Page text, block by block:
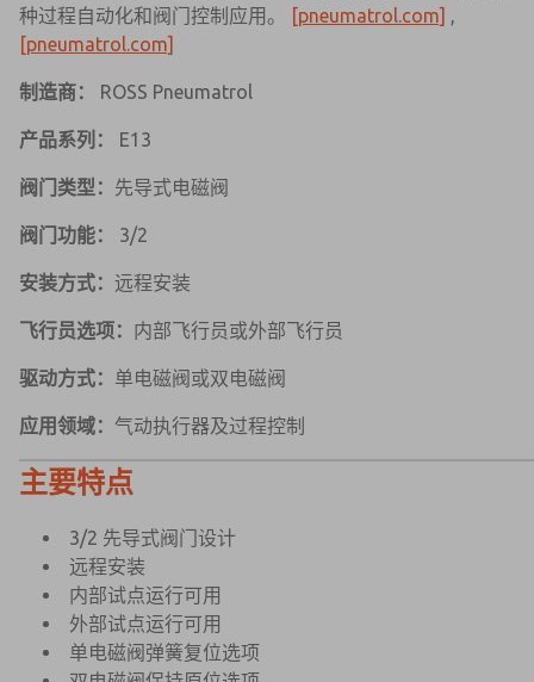
种过程自动化和阀门控制应用。
[pneumatrol.com] ,
[pneumatrol.com]
制造商： ROSS Pneumatrol
产品系列： E13
阀门类型： 先导式电磁阀
阀门功能： 3/2
安装方式： 远程安装
飞行员选项： 内部飞行员或外部飞行员
驱动方式： 单电磁阀或双电磁阀
应用领域： 气动执行器及过程控制
主要特点
3/2 先导式阀门设计
远程安装
内部试点运行可用
外部试点运行可用
单电磁阀弹簧复位选项